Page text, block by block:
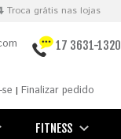
Troca grátis nas lojas
17 3631-1320
| Finalizar pedido
FITNESS